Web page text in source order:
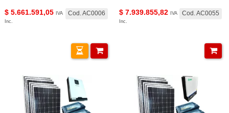
Cod. AC0006
$ 5.661.591,05
IVA
Inc.
Cod. AC0055
$ 7.939.855,82
IVA
Inc.